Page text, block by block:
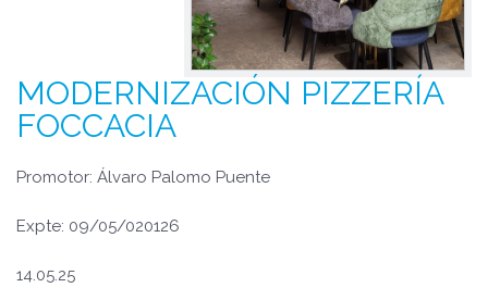
MODERNIZACIÓN PIZZERÍA
FOCCACIA
Promotor: Álvaro Palomo Puente
Expte: 09/05/020126
14.05.25